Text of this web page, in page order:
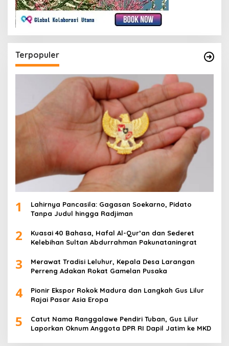
Terpopuler
1
Lahirnya Pancasila: Gagasan Soekarno, Pidato
Tanpa Judul hingga Radjiman
2
Kuasai 40 Bahasa, Hafal Al-Qur’an dan Sederet
Kelebihan Sultan Abdurrahman Pakunataningrat
3
Merawat Tradisi Leluhur, Kepala Desa Larangan
Perreng Adakan Rokat Gamelan Pusaka
4
Pionir Ekspor Rokok Madura dan Langkah Gus Lilur
Rajai Pasar Asia Eropa
5
Catut Nama Ranggalawe Pendiri Tuban, Gus Lilur
Laporkan Oknum Anggota DPR RI Dapil Jatim ke MKD